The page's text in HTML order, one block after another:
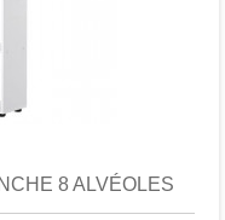
8 ALVÉOLES